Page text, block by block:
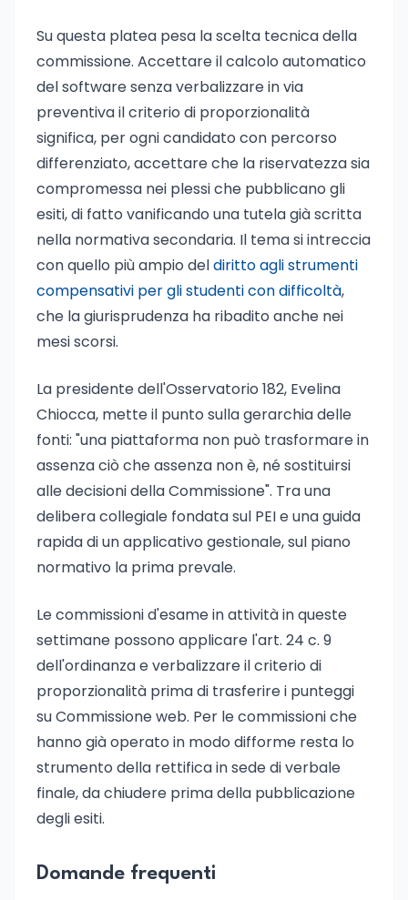
Su questa platea pesa la scelta tecnica della
commissione. Accettare il calcolo automatico
del software senza verbalizzare in via
preventiva il criterio di proporzionalità
significa, per ogni candidato con percorso
differenziato, accettare che la riservatezza sia
compromessa nei plessi che pubblicano gli
esiti, di fatto vanificando una tutela già scritta
nella normativa secondaria. Il tema si intreccia
con quello più ampio deldiritto agli strumenti
compensativi per gli studenti con difficoltà,
che la giurisprudenza ha ribadito anche nei
mesi scorsi.
La presidente dell'Osservatorio 182, Evelina
Chiocca, mette il punto sulla gerarchia delle
fonti: "una piattaforma non può trasformare in
assenza ciò che assenza non è, né sostituirsi
alle decisioni della Commissione". Tra una
delibera collegiale fondata sul PEI e una guida
rapida di un applicativo gestionale, sul piano
normativo la prima prevale.
Le commissioni d'esame in attività in queste
settimane possono applicare l'art. 24 c. 9
dell'ordinanza e verbalizzare il criterio di
proporzionalità prima di trasferire i punteggi
su Commissione web. Per le commissioni che
hanno già operato in modo difforme resta lo
strumento della rettifica in sede di verbale
finale, da chiudere prima della pubblicazione
degli esiti.
Domande frequenti